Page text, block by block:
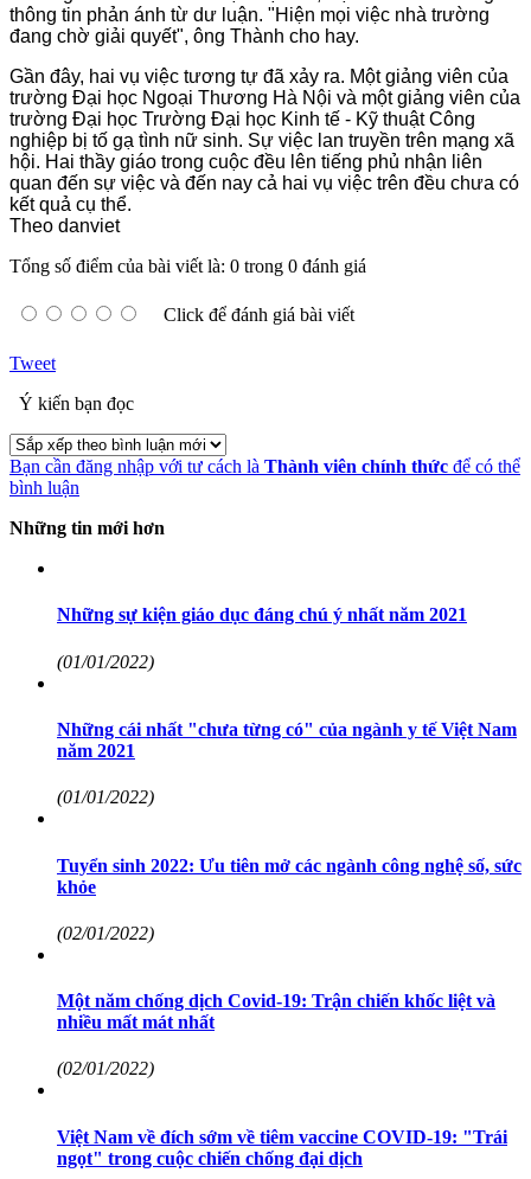
thông tin phản ánh từ dư luận. "Hiện mọi việc nhà trường
đang chờ giải quyết", ông Thành cho hay.
Gần đây, hai vụ việc tương tự đã xảy ra. Một giảng viên của
trường Đại học Ngoại Thương Hà Nội và một giảng viên của
trường Đại học Trường Đại học Kinh tế - Kỹ thuật Công
nghiệp bị tố gạ tình nữ sinh. Sự việc lan truyền trên mạng xã
hội. Hai thầy giáo trong cuộc đều lên tiếng phủ nhận liên
quan đến sự việc và đến nay cả hai vụ việc trên đều chưa có
kết quả cụ thể.
Theo danviet
Tổng số điểm của bài viết là: 0 trong 0 đánh giá
Click để đánh giá bài viết
Tweet
Ý kiến bạn đọc
Bạn cần đăng nhập với tư cách là Thành viên chính thức để có thể
bình luận
Những tin mới hơn
Những sự kiện giáo dục đáng chú ý nhất năm 2021
(01/01/2022)
Những cái nhất "chưa từng có" của ngành y tế Việt Nam
năm 2021
(01/01/2022)
Tuyển sinh 2022: Ưu tiên mở các ngành công nghệ số, sức
khỏe
(02/01/2022)
Một năm chống dịch Covid-19: Trận chiến khốc liệt và
nhiều mất mát nhất
(02/01/2022)
Việt Nam về đích sớm về tiêm vaccine COVID-19: "Trái
ngọt" trong cuộc chiến chống đại dịch